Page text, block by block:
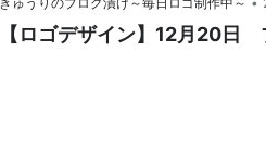
【ロゴデザイン】12月20